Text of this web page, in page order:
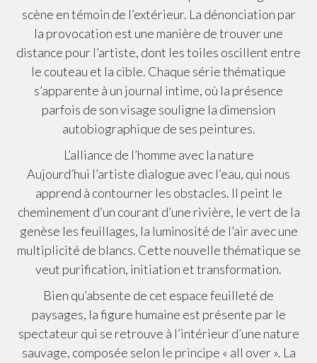
scène en témoin de l’extérieur. La dénonciation par
la provocation est une manière de trouver une
distance pour l’artiste, dont les toiles oscillent entre
le couteau et la cible. Chaque série thématique
s’apparente à un journal intime, où la présence
parfois de son visage souligne la dimension
autobiographique de ses peintures.
L’alliance de l’homme avec la nature
Aujourd’hui l’artiste dialogue avec l’eau, qui nous
apprend à contourner les obstacles. Il peint le
cheminement d’un courant d’une rivière, le vert de la
genèse les feuillages, la luminosité de l’air avec une
multiplicité de blancs. Cette nouvelle thématique se
veut purification, initiation et transformation.
Bien qu’absente de cet espace feuilleté de
paysages, la figure humaine est présente par le
spectateur qui se retrouve à l’intérieur d’une nature
sauvage, composée selon le principe « all over ». La